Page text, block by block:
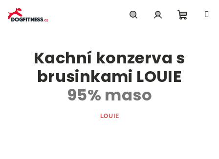
obsah
košík
Kachní konzerva s
brusinkami LOUIE
95% maso
LOUIE